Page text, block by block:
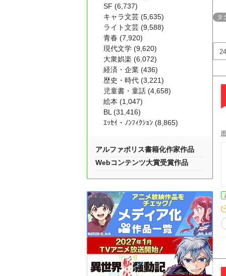
タ
SF (6,737)
キャラ文芸 (5,635)
ライト文芸 (9,588)
青春 (7,920)
現代文学 (9,620)
大衆娯楽 (6,072)
経済・企業 (436)
歴史・時代 (3,221)
児童書・童話 (4,658)
絵本 (1,047)
BL (31,416)
ｴｯｾｲ・ﾉﾝﾌｨｸｼｮﾝ (8,865)
アルファポリス書籍化作家作品
Webコンテンツ大賞受賞作品